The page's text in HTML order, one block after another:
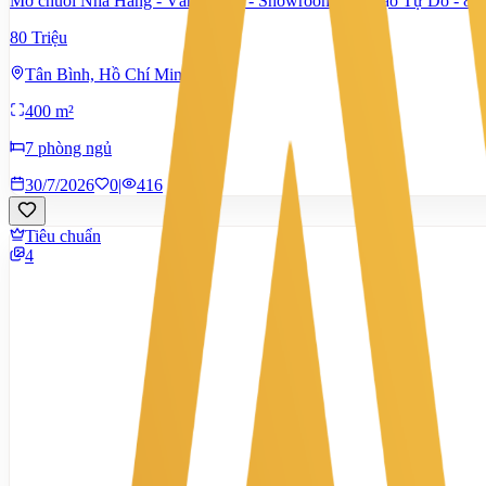
80 Triệu
Tân Bình, Hồ Chí Minh
400 m²
7 phòng ngủ
30/7/2026
0| 416
Tiêu chuẩn
4